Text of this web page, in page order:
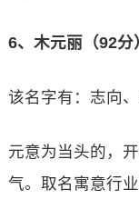
6、木元丽（92分
该名字有：志向
元意为当头的，
气。取名寓意行